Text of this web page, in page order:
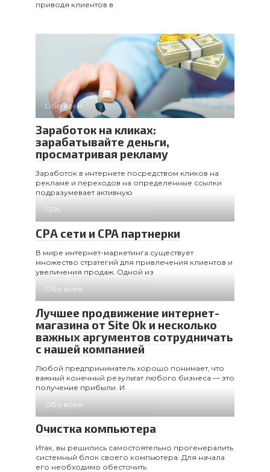
приводя клиентов в
Обо всем
Заработок на кликах:
зарабатывайте деньги,
просматривая рекламу
Заработок в интернете посредством кликов на
рекламе и переходов на определенные ссылки
подразумевает активную
CPA
СРА сети и CPA партнерки
В мире интернет-маркетинга существует
множество стратегий для привлечения клиентов и
увеличения продаж. Одной из
Обо всем
Лучшее продвижение интернет-
магазина от Site Ok и несколько
важных аргументов сотрудничать
с нашей компанией
Любой предприниматель хорошо понимает, что
важный конечный результат любого бизнеса — это
получение прибыли. И
Обо всем
Очистка компьютера
Итак, вы решились самостоятельно прогенералить
системный блок своего компьютера. Для начала
его необходимо обесточить